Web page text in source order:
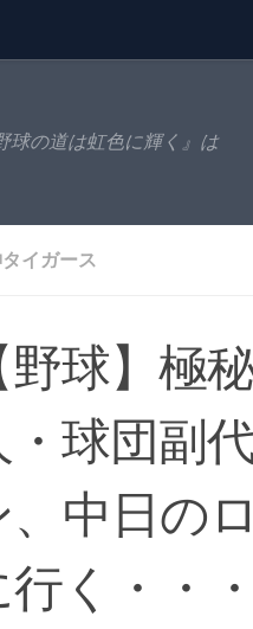
球の道は虹色に輝く』は
イガース
野球】極
・球団副
、中日の
行く・・・